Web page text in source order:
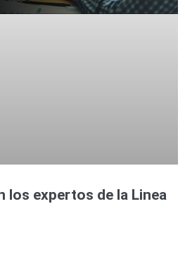
los expertos de la Linea